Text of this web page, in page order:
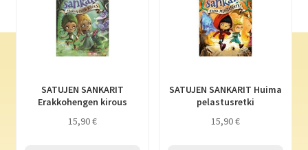
SATUJEN SANKARIT
Erakkohengen kirous
15,90€
SATUJEN SANKARIT Huima
pelastusretki
15,90€